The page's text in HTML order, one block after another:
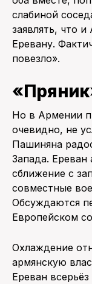
слабиной
заявлять, что
Еревану.
повезло».
Но в Армении
очевидно, не
Пашиняна
Запада. Ереван
сближение с
совместные
Обсуждаются
Европейском
Охлаждение
армянскую
Ереван